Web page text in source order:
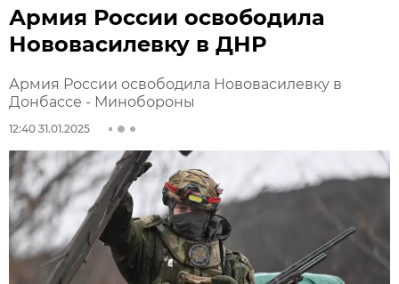
Армия России освободила
Нововасилевку в ДНР
Армия России освободила Нововасилевку в
Донбассе - Минобороны
12:40 31.01.2025